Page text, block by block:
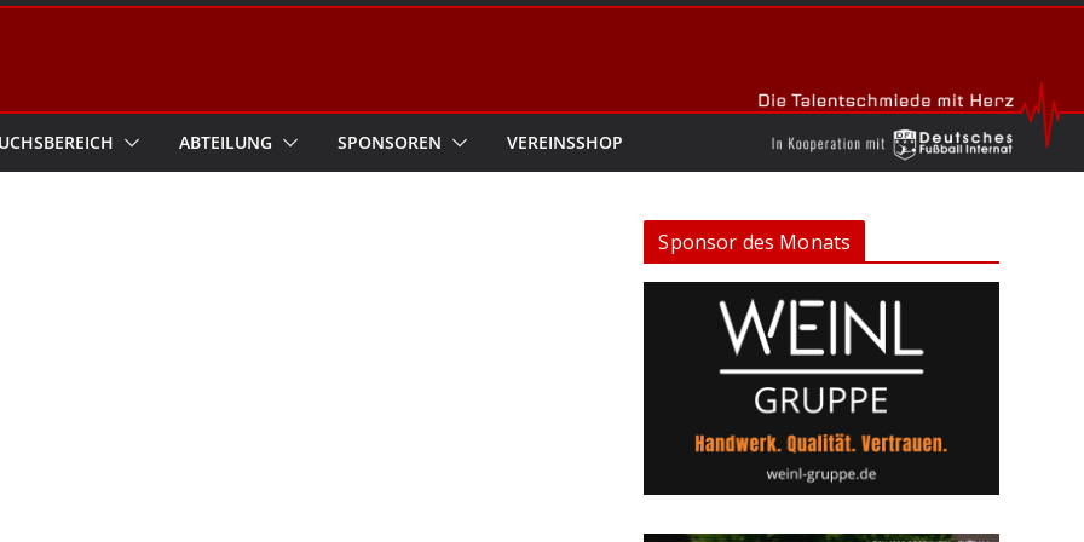
ABTEILUNG SPONSOREN VEREINSSHOP
Sponsor des Monats